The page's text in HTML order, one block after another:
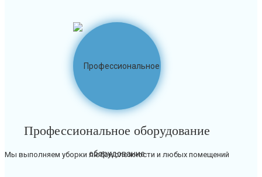
Профессиональное оборудование
Мы выполняем уборки любой сложности и любых помещений